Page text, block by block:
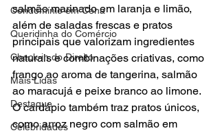
Condomínio em Cena
Queridinha do Comércio
Check-in do Direito
Mais Lidas
Destaque
Celebridades
salmão marinado em laranja e limão,
além de saladas frescas e pratos
principais que valorizam ingredientes
naturais e combinações criativas, como
frango ao aroma de tangerina, salmão
ao maracujá e peixe branco ao limone.
O cardápio também traz pratos únicos,
como arroz negro com salmão em